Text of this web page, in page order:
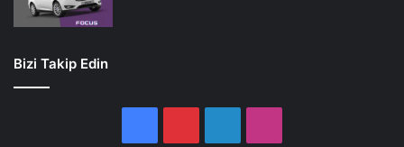
Bizi Takip Edin